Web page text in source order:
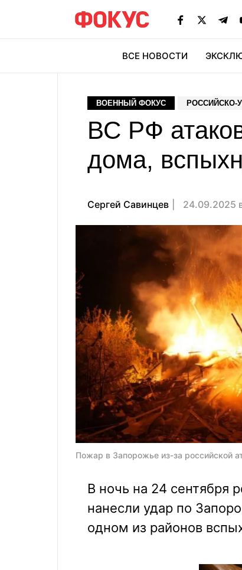
ВСЕ НОВОСТИ
ВОЕННЫЙ ФОКУС РОССИЙСКО-
ВС РФ
дома,
Сергей Савинцев 24.09.2025
Пожар в Запорожье из-за российской
В ночь на 24 сентября
нанесли удар по
одном из районов